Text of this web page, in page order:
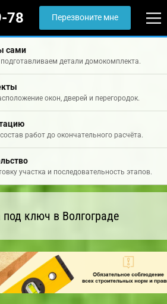
78 Перезвоните мне
сами
детали домокомплекта.
окон, дверей и перегородок.
работ до окончательного расчёта.
участка и последовательность этапов.
ключ в Волгограде